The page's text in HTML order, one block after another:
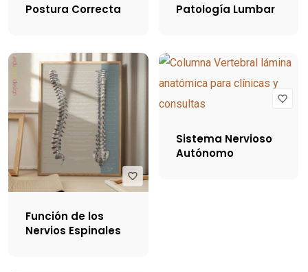
Postura Correcta Patología Lumbar
Función de los
Nervios Espinales
Sistema Nervioso
Autónomo